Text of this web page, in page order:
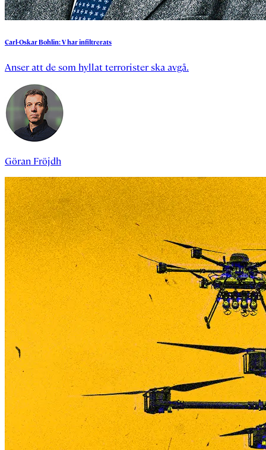
Carl-OskarBohlin:Vharinfiltrerats
Anser att de som hyllat terrorister ska avgå.
Göran Fröjdh